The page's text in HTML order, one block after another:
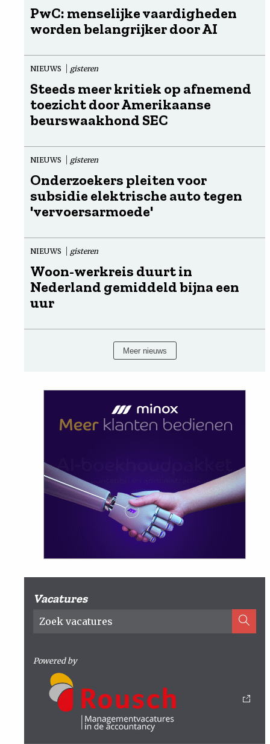
PwC: menselijke vaardigheden
worden belangrijker door AI
NIEUWS gisteren
Steeds meer kritiek op afnemend
toezicht door Amerikaanse
beurswaakhond SEC
NIEUWS gisteren
Onderzoekers pleiten voor
subsidie elektrische auto tegen
'vervoersarmoede'
NIEUWS gisteren
Woon-werkreis duurt in
Nederland gemiddeld bijna een
uur
Meer nieuws
Vacatures
Powered by